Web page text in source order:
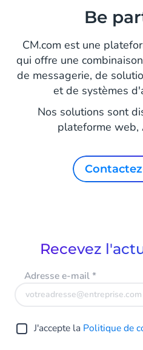
Be
CM.com est une
qui offre une
de messagerie, de
et de systèmes
Nos solutions sont
plateforme web,
Recevez
Adresse e-mail*
J'accepte la Politique de